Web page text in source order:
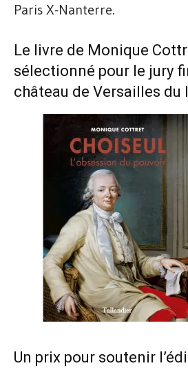
Paris X-Nanterre.
Le livre de Monique
sélectionné pour le jury
château de Versailles du
Un prix pour soutenir